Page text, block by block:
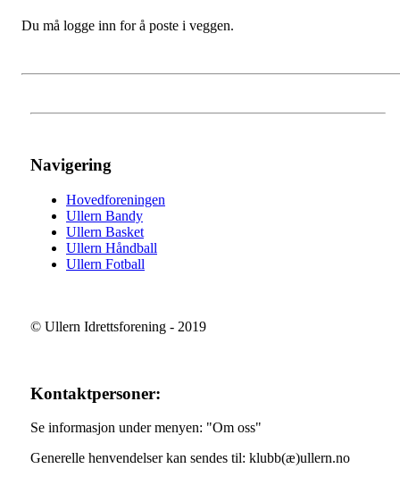
Du må logge inn for å poste i veggen.
Navigering
Hovedforeningen
Ullern Bandy
Ullern Basket
Ullern Håndball
Ullern Fotball
© Ullern Idrettsforening - 2019
Kontaktpersoner:
Se informasjon under menyen: "Om oss"
Generelle henvendelser kan sendes til: klubb(æ)ullern.no